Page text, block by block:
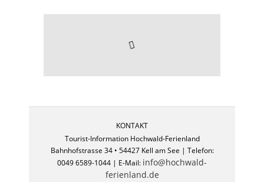
KONTAKT
Tourist-Information Hochwald-Ferienland
Bahnhofstrasse 34 • 54427 Kell am See | Telefon:
0049 6589-1044 | E-Mail: info@hochwald-
ferienland.de